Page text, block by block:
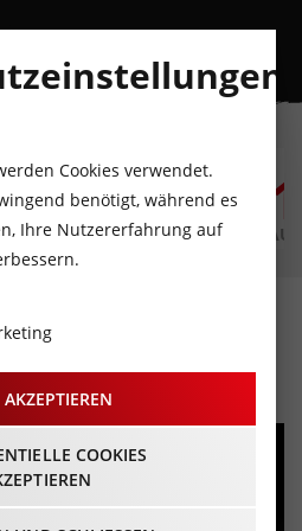
SA
8 SO
9
AUGUST
MO
10
AUGUST
Lost
19:00 Uhr
Cookies verwendet.
benötigt, während es
Ihre Nutzererfahrung auf
COOKIES